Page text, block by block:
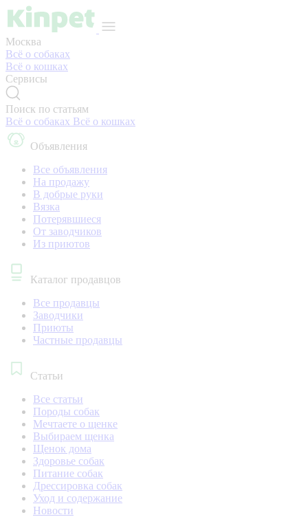
Москва
Всё о собаках
Всё о кошках
Сервисы
Поиск по статьям
Всё о собаках Всё о кошках
Объявления
Все объявления
На продажу
В добрые руки
Вязка
Потерявшиеся
От заводчиков
Из приютов
Каталог продавцов
Все продавцы
Заводчики
Приюты
Частные продавцы
Статьи
Все статьи
Породы собак
Мечтаете о щенке
Выбираем щенка
Щенок дома
Здоровье собак
Питание собак
Дрессировка собак
Уход и содержание
Новости